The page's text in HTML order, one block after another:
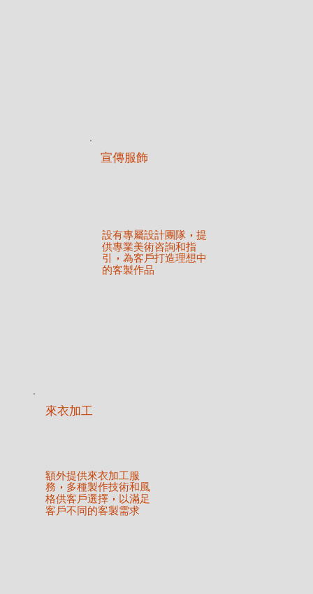
宣傳服飾
設有專屬設計團隊 ，提
供專業美術咨詢和指
引
，為客戶打造理想中
的客製作品
來衣加工
額外提供來衣加工服
務 ， 多種製作技術和風
格供客戶選擇， 以滿足
客戶不同的客製需求